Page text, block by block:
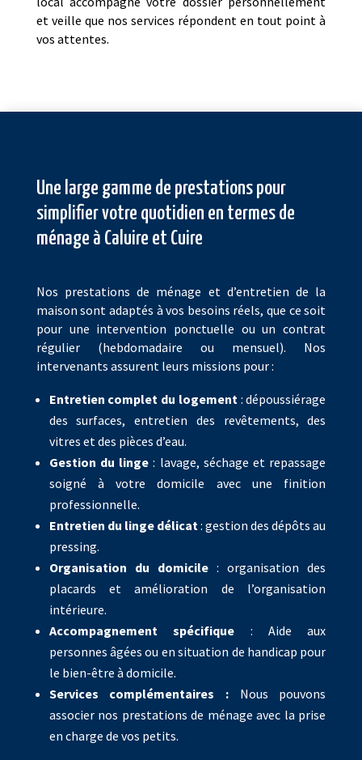
et veille que nos services répondent en tout point à
vos attentes.
Une large gamme de prestations pour
simplifier votre quotidien en termes de
ménage à Caluire et Cuire
Nos prestations de ménage et d’entretien de la
maison sont adaptés à vos besoins réels, que ce soit
pour une intervention ponctuelle ou un contrat
régulier (hebdomadaire ou mensuel). Nos
intervenants assurent leurs missions pour :
Entretien complet du logement: dépoussiérage
des surfaces, entretien des revêtements, des
vitres et des pièces d’eau.
Gestion du linge : lavage, séchage et repassage
soigné à votre domicile avec une finition
professionnelle.
Entretien du linge délicat: gestion des dépôts au
pressing.
Organisation du domicile: organisation des
placards et amélioration de l’organisation
intérieure.
Accompagnement spécifique : Aide aux
personnes âgées ou en situation de handicap pour
le bien-être à domicile.
Services complémentaires : Nous pouvons
associer nos prestations de ménage avec la prise
en charge de vos petits.